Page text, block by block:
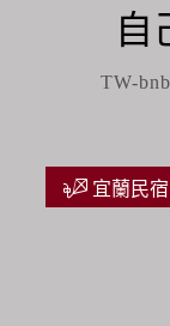
自
TW-
宜蘭民宿